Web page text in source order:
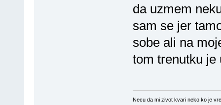
da uzmem
sam se jer
sobe ali na
tom trenutku je
Necu da mi zivot kvari neko ko je